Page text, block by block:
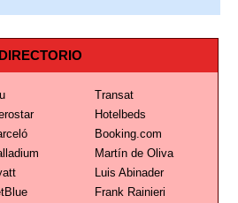
DIRECTORIO
Transat
Hotelbeds
Booking.com
Martín de Oliva
Luis Abinader
Frank Rainieri